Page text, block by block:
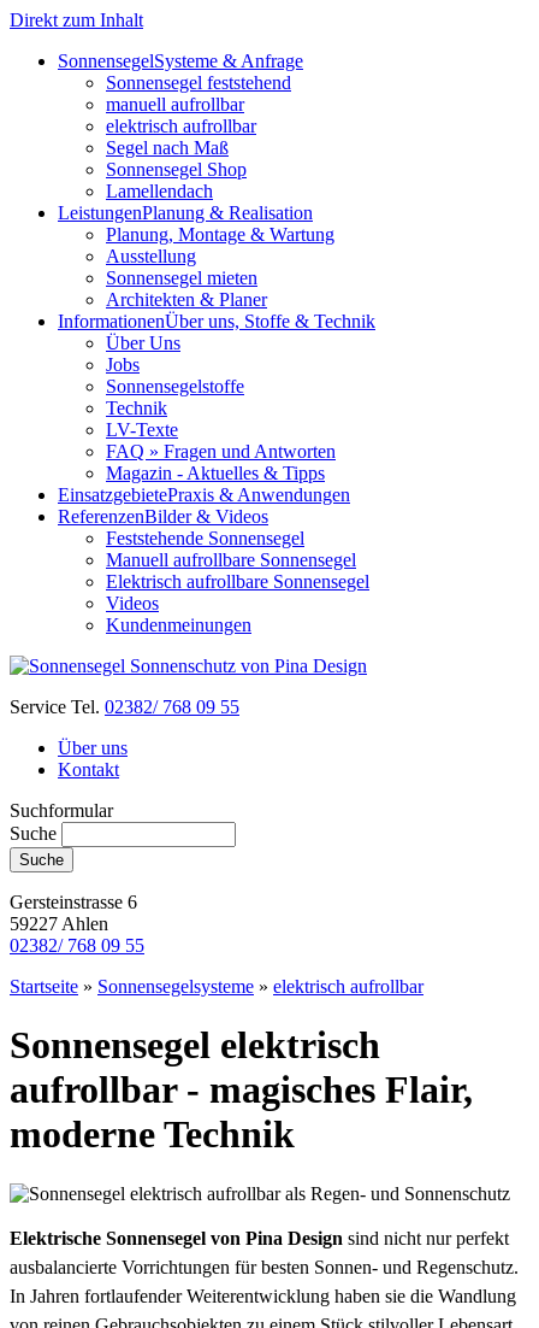
Direkt zum Inhalt
SonnensegelSysteme & Anfrage
Sonnensegel feststehend
manuell aufrollbar
elektrisch aufrollbar
Segel nach Maß
Sonnensegel Shop
Lamellendach
LeistungenPlanung & Realisation
Planung, Montage & Wartung
Ausstellung
Sonnensegel mieten
Architekten & Planer
InformationenÜber uns, Stoffe & Technik
Über Uns
Jobs
Sonnensegelstoffe
Technik
LV-Texte
FAQ » Fragen und Antworten
Magazin - Aktuelles & Tipps
EinsatzgebietePraxis & Anwendungen
ReferenzenBilder & Videos
Feststehende Sonnensegel
Manuell aufrollbare Sonnensegel
Elektrisch aufrollbare Sonnensegel
Videos
Kundenmeinungen
Service Tel. 02382/ 768 09 55
Über uns
Kontakt
Suchformular
Suche
Gersteinstrasse 6
59227 Ahlen
02382/ 768 09 55
Startseite » Sonnensegelsysteme » elektrisch aufrollbar
Sonnensegel elektrisch
aufrollbar - magisches Flair,
moderne Technik
Elektrische Sonnensegel von Pina Design sind nicht nur perfekt
ausbalancierte Vorrichtungen für besten Sonnen- und Regenschutz.
In Jahren fortlaufender Weiterentwicklung haben sie die Wandlung